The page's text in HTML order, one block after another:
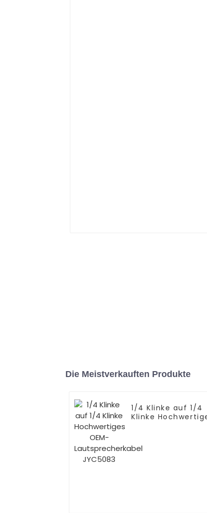
Die Meistverkauften Produkte
1/4 Klinke auf 1/4
Klinke
JYC5083